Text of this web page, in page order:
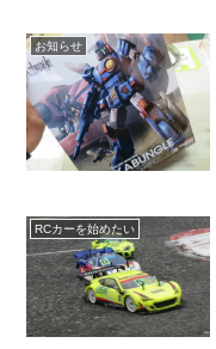
お知らせ
RCカーを始めたい